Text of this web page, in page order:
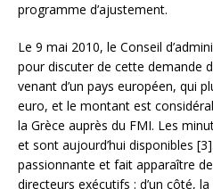
programme d’ajustement.
Le 9 mai 2010, le Conseil
pour discuter de cette demande
venant d’un pays européen, qui
euro, et le montant est
la Grèce auprès du FMI. Les
et sont aujourd’hui disponibles
passionnante et fait apparaître
directeurs exécutifs : d’un côté,